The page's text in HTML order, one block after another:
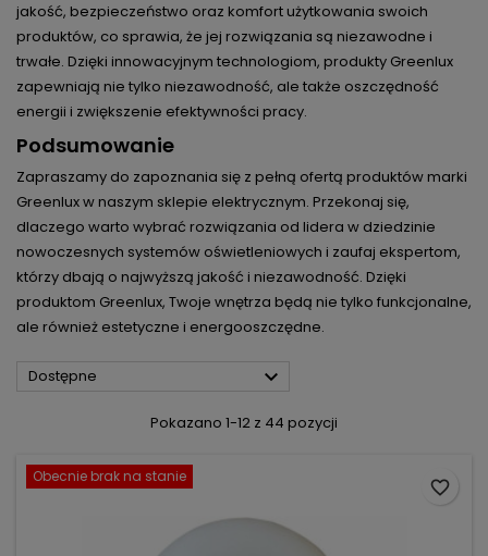
jakość, bezpieczeństwo oraz komfort użytkowania swoich
produktów, co sprawia, że jej rozwiązania są niezawodne i
trwałe. Dzięki innowacyjnym technologiom, produkty Greenlux
zapewniają nie tylko niezawodność, ale także oszczędność
energii i zwiększenie efektywności pracy.
Podsumowanie
Zapraszamy do zapoznania się z pełną ofertą produktów marki
Greenlux w naszym sklepie elektrycznym. Przekonaj się,
dlaczego warto wybrać rozwiązania od lidera w dziedzinie
nowoczesnych systemów oświetleniowych i zaufaj ekspertom,
którzy dbają o najwyższą jakość i niezawodność. Dzięki
produktom Greenlux, Twoje wnętrza będą nie tylko funkcjonalne,
ale również estetyczne i energooszczędne.
Dostępne 
Pokazano 1-12 z 44 pozycji
Obecnie brak na stanie
favorite_border